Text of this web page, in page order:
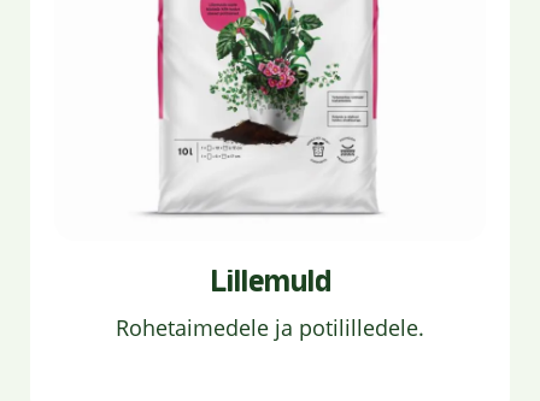
Lillemuld
Rohetaimedele ja potililledele.